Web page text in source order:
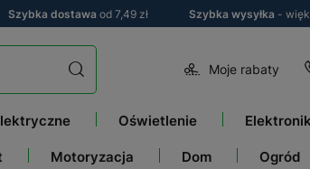
Szybka dostawa od 7,49 zł Szybka wysyłka -
Moje rabaty
Oświetlenie
Motoryzacja Dom Ogród